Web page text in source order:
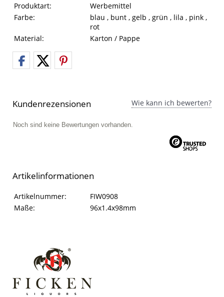
Produktart:
Werbemittel
Farbe:
blau , bunt , gelb , grün , lila , pink ,
rot
Material:
Karton / Pappe
Kundenrezensionen Wie kann ich bewerten?
Noch sind keine Bewertungen vorhanden.
Artikelinformationen
Artikelinformationen
Eigenschaft Wert
Artikelnummer:
FIW0908
Maße:
96x1.4x98mm